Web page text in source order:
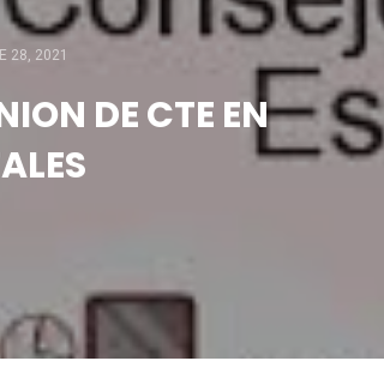
28, 2021
DE CTE EN